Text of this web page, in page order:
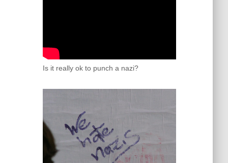
Is it really ok to punch a nazi?